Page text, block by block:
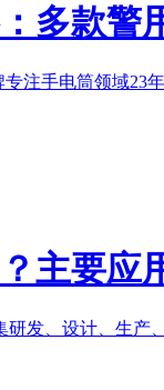
多款警
注手电筒领域23
主要应
研发、设计、生产